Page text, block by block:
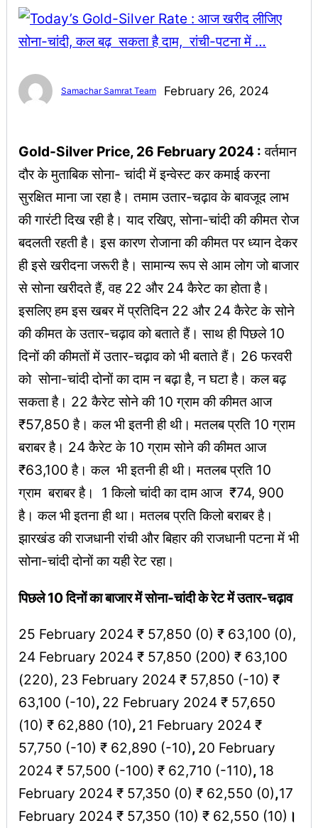
Samachar Samrat Team February 26, 2024
Gold-Silver Price, 26 February 2024 : वर्तमान
दौर के मुताबिक सोना- चांदी में इन्वेस्ट कर कमाई करना
सुरक्षित माना जा रहा है। तमाम उतार-चढ़ाव के बावजूद लाभ
की गारंटी दिख रही है। याद रखिए, सोना-चांदी की कीमत रोज
बदलती रहती है। इस कारण रोजाना की कीमत पर ध्यान देकर
ही इसे खरीदना जरूरी है। सामान्य रूप से आम लोग जो बाजार
से सोना खरीदते हैं, वह 22 और 24 कैरेट का होता है।
इसलिए हम इस खबर में प्रतिदिन 22 और 24 कैरेट के सोने
की कीमत के उतार-चढ़ाव को बताते हैं। साथ ही पिछले 10
दिनों की कीमतों में उतार-चढ़ाव को भी बताते हैं। 26 फरवरी
को सोना-चांदी दोनों का दाम न बढ़ा है, न घटा है। कल बढ़
सकता है। 22 कैरेट सोने की 10 ग्राम की कीमत आज
₹57,850 है। कल भी इतनी ही थी। मतलब प्रति 10 ग्राम
बराबर है। 24 कैरेट के 10 ग्राम सोने की कीमत आज
₹63,100 है। कल भी इतनी ही थी। मतलब प्रति 10
ग्राम बराबर है। 1 किलो चांदी का दाम आज ₹74, 900
है। कल भी इतना ही था। मतलब प्रति किलो बराबर है।
झारखंड की राजधानी रांची और बिहार की राजधानी पटना में भी
सोना-चांदी दोनों का यही रेट रहा।
पिछले 10 दिनों का बाजार में सोना-चांदी के रेट में उतार-चढ़ाव
25 February 2024 ₹ 57,850 (0) ₹ 63,100 (0),
24 February 2024 ₹ 57,850 (200) ₹ 63,100
(220), 23 February 2024 ₹ 57,850 (-10) ₹
63,100 (-10), 22 February 2024 ₹ 57,650
(10) ₹ 62,880 (10), 21 February 2024 ₹
57,750 (-10) ₹ 62,890 (-10), 20 February
2024 ₹ 57,500 (-100) ₹ 62,710 (-110), 18
February 2024 ₹ 57,350 (0) ₹ 62,550 (0),17
February 2024 ₹ 57,350 (10) ₹ 62,550 (10) ।